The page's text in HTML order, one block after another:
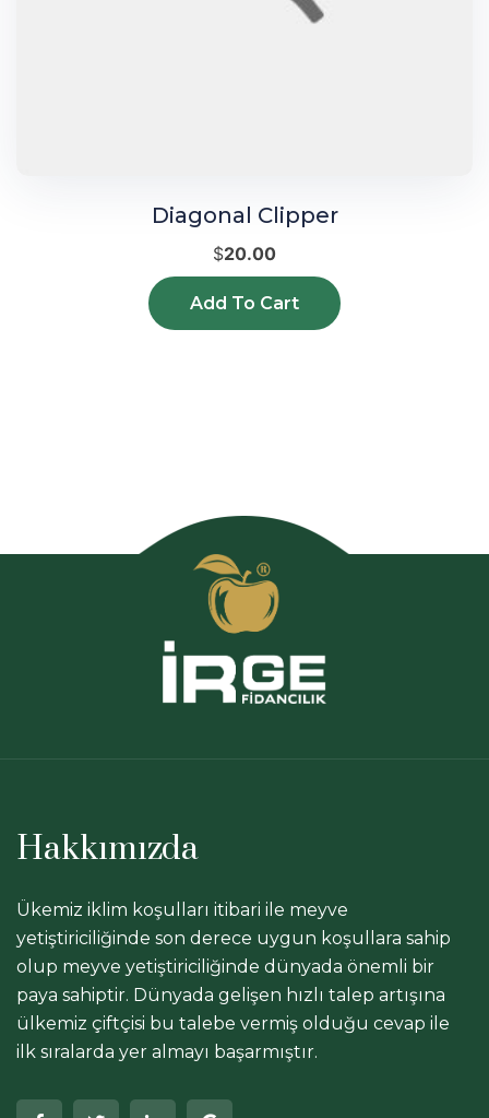
Diagonal Clipper
$20.00
Add To Cart
Hakkımızda
Ükemiz iklim koşulları itibari ile meyve
yetiştiriciliğinde son derece uygun koşullara sahip
olup meyve yetiştiriciliğinde dünyada önemli bir
paya sahiptir. Dünyada gelişen hızlı talep artışına
ülkemiz çiftçisi bu talebe vermiş olduğu cevap ile
ilk sıralarda yer almayı başarmıştır.